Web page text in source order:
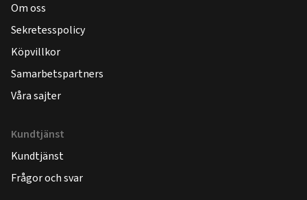
Om oss
Sekretesspolicy
Köpvillkor
Samarbetspartners
Våra sajter
Kundtjänst
Kundtjänst
Frågor och svar